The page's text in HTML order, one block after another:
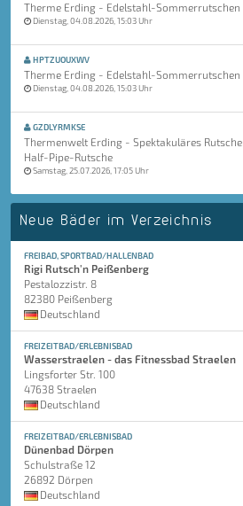
Therme Erding - Edelstahl-Sommerrutschen
Dienstag, 04.08.2026, 15:03 Uhr
HPTZUOUXWV
Therme Erding - Edelstahl-Sommerrutschen
Dienstag, 04.08.2026, 15:03 Uhr
GZDLYRMKSE
Thermenwelt Erding - Spektakuläres
Half-Pipe-Rutsche
Samstag, 25.07.2026, 17:05 Uhr
Neue Bäder im Verzeichnis
FREIBAD, SPORTBAD/HALLENBAD
Rigi Rutsch'n Peißenberg
Pestalozzistr. 8
82380 Peißenberg
Deutschland
FREIZEITBAD/ERLEBNISBAD
Wasserstraelen - das Fitnessbad Straelen
Lingsforter Str. 100
47638 Straelen
Deutschland
FREIZEITBAD/ERLEBNISBAD
Dünenbad Dörpen
Schulstraße 12
26892 Dörpen
Deutschland